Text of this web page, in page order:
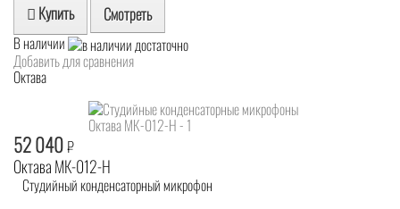
Купить Смотреть
В наличии
Добавить для сравнения
Октава
52 040₽
Октава МК-012-Н
Студийный конденсаторный микрофон